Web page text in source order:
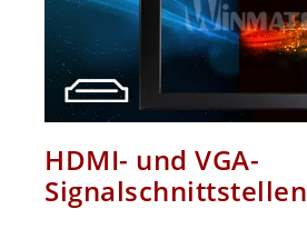
HDMI- und VGA-
Signalschnittstellen